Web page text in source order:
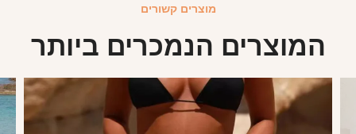
מוצרים קשורים
המוצרים הנמכרים ביותר